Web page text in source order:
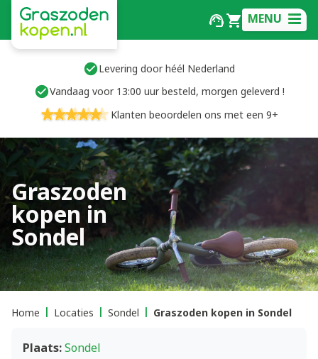
MENU
Levering door héél Nederland
Vandaag voor 13:00 uur besteld, morgen geleverd !
Klanten beoordelen ons met een 9+
Graszoden
kopen in
Sondel
Home Locaties Sondel Graszoden kopen in Sondel
Plaats:Sondel